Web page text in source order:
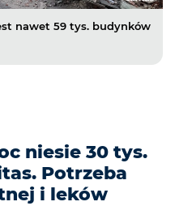
nawet 59 tys. budynków
niesie 30 tys.
Potrzeba
i leków